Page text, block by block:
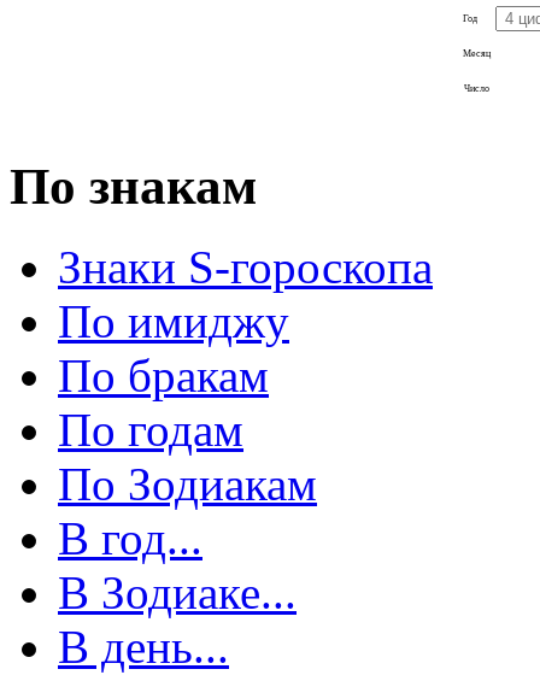
Год
Месяц
Число
По знакам
Знаки S-гороскопа
По имиджу
По бракам
По годам
По Зодиакам
В год...
В Зодиаке...
В день...